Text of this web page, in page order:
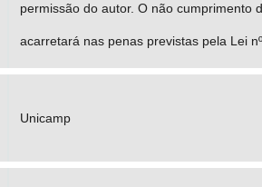
permissão do autor. O não cumprimento
acarretará nas penas previstas pela Lei
Unicamp